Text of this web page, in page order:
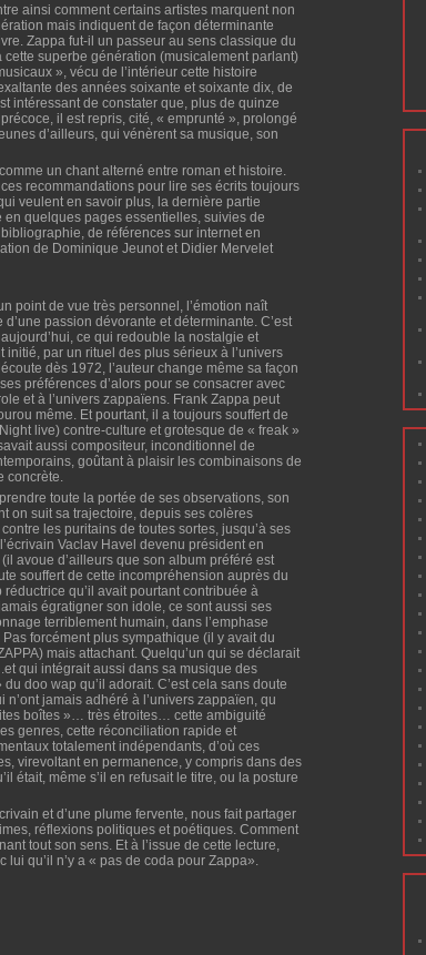
ainsi comment certains artistes marquent non
mais indiquent de façon déterminante
Zappa fut-il un passeur au sens classique du
superbe génération (musicalement parlant)
», vécu de l’intérieur cette histoire
des années soixante et soixante dix, de
intéressant de constater que, plus de quinze
il est repris, cité, « emprunté », prolongé
d’ailleurs, qui vénèrent sa musique, son
un chant alterné entre roman et histoire.
recommandations pour lire ses écrits toujours
veulent en savoir plus, la dernière partie
quelques pages essentielles, suivies de
de références sur internet en
de Dominique Jeunot et Didier Mervelet
point de vue très personnel, l’émotion naît
passion dévorante et déterminante. C’est
ce qui redouble la nostalgie et
initié, par un rituel des plus sérieux à l’univers
dès 1972, l’auteur change même sa façon
préférences d’alors pour se consacrer avec
et à l’univers zappaïens. Frank Zappa peut
même. Et pourtant, il a toujours souffert de
live) contre-culture et grotesque de « freak »
aussi compositeur, inconditionnel de
goûtant à plaisir les combinaisons de
concrète.
toute la portée de ses observations, son
on suit sa trajectoire, depuis ses colères
les puritains de toutes sortes, jusqu’à ses
Vaclav Havel devenu président en
avoue d’ailleurs que son album préféré est
souffert de cette incompréhension auprès du
qu’il avait pourtant contribuée à
égratigner son idole, ce sont aussi ses
terriblement humain, dans l’emphase
forcément plus sympathique (il y avait du
mais attachant. Quelqu’un qui se déclarait
qui intégrait aussi dans sa musique des
doo wap qu’il adorait. C’est cela sans doute
jamais adhéré à l’univers zappaïen, qu
boîtes »… très étroites… cette ambiguité
genres, cette réconciliation rapide et
totalement indépendants, d’où ces
virevoltant en permanence, y compris dans des
était, même s’il en refusait le titre, ou la posture
et d’une plume fervente, nous fait partager
réflexions politiques et poétiques. Comment
tout son sens. Et à l’issue de cette lecture,
qu’il n’y a « pas de coda pour Zappa».